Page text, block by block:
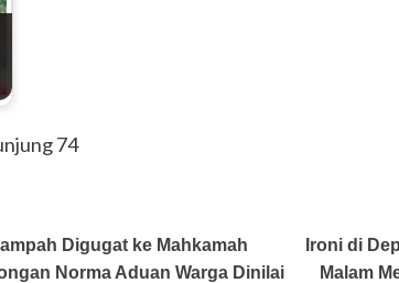
74
Digugat ke Mahkamah
Norma Aduan Warga Dinilai
Ironi di
Malam